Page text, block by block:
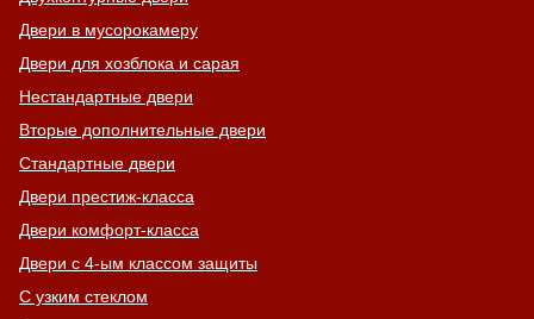
Двери в мусорокамеру
Двери для хозблока и сарая
Нестандартные двери
Вторые дополнительные двери
Стандартные двери
Двери престиж-класса
Двери комфорт-класса
Двери с 4-ым классом защиты
С узким стеклом